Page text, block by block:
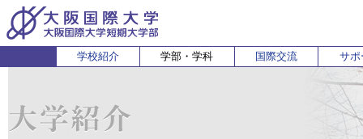
学校紹介 学部・学科
経営学科 国際
国際交流 サポ
卒業生
English